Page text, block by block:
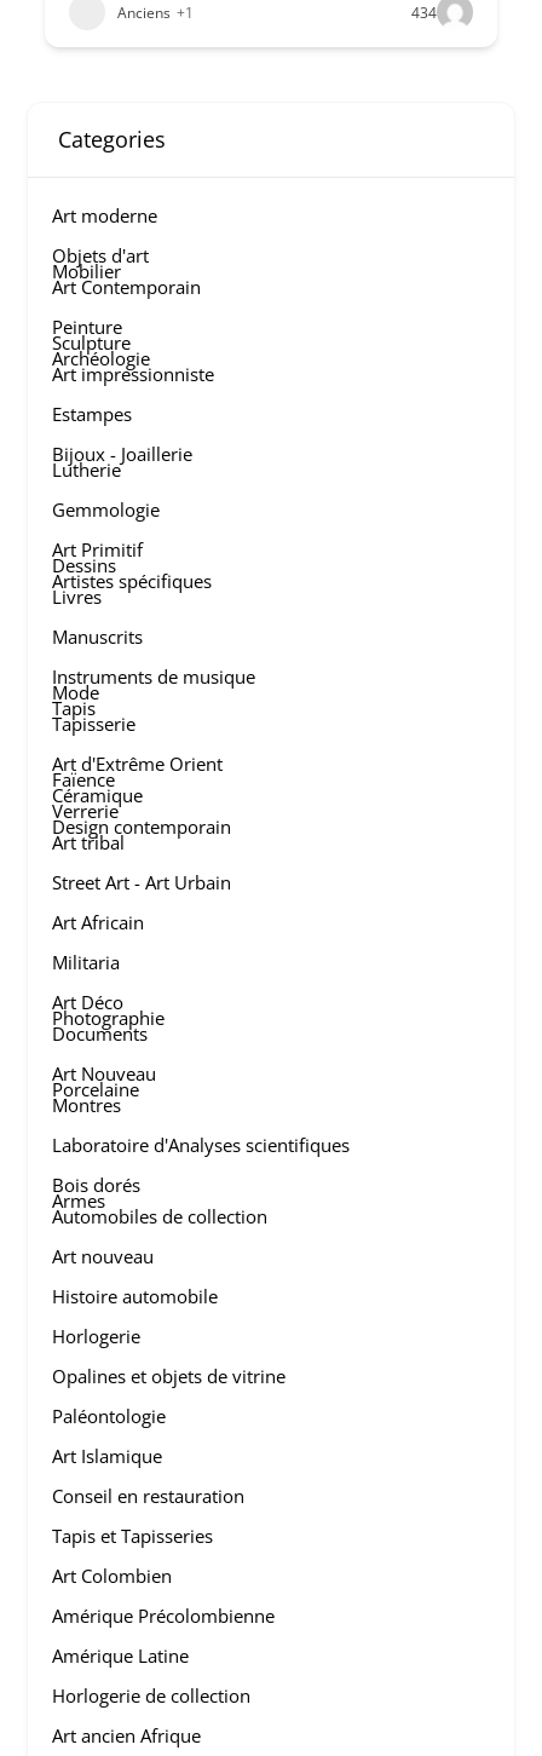
Anciens +1 434
Categories
Art moderne
Objets d'art
Mobilier
Art Contemporain
Peinture
Sculpture
Archéologie
Art impressionniste
Estampes
Bijoux - Joaillerie
Lutherie
Gemmologie
Art Primitif
Dessins
Artistes spécifiques
Livres
Manuscrits
Instruments de musique
Mode
Tapis
Tapisserie
Art d'Extrême Orient
Faïence
Céramique
Verrerie
Design contemporain
Art tribal
Street Art - Art Urbain
Art Africain
Militaria
Art Déco
Photographie
Documents
Art Nouveau
Porcelaine
Montres
Laboratoire d'Analyses scientifiques
Bois dorés
Armes
Automobiles de collection
Art nouveau
Histoire automobile
Horlogerie
Opalines et objets de vitrine
Paléontologie
Art Islamique
Conseil en restauration
Tapis et Tapisseries
Art Colombien
Amérique Précolombienne
Amérique Latine
Horlogerie de collection
Art ancien Afrique